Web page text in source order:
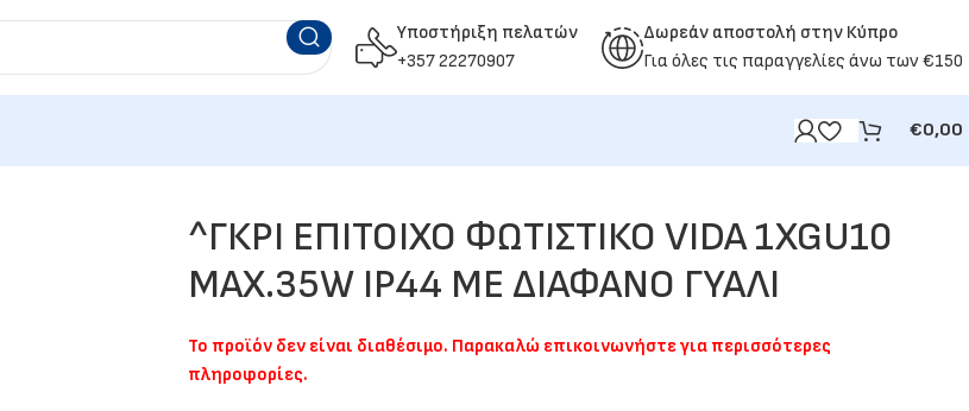
Υποστήριξη πελατών
+357 22270907
Δωρεάν αποστολή στην Κύπρο
Για όλες τις παραγγελίες άνω των €150
€0,00
^ΓΚΡΙ ΕΠΙΤΟΙΧΟ ΦΩΤΙΣΤΙΚΟ VIDA 1XGU10
MAX.35W IP44 ΜΕ ΔΙΑΦΑΝΟ ΓΥΑΛΙ
Το προϊόν δεν είναι διαθέσιμο. Παρακαλώ επικοινωνήστε για περισσότερες
πληροφορίες.